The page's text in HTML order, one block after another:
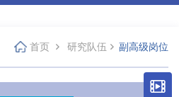
首页 研究队伍 副高级岗位